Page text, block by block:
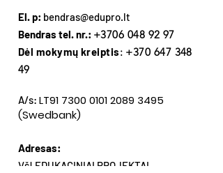
El. p: bendras@edupro.lt
Bendras tel. nr.: +3706 048 92 97
Dėl mokymų kreiptis: +370 647 348
49
A/s: LT91 7300 0101 2089 3495
(Swedbank)
Adresas:
VšĮ EDUKACINIAI PROJEKTAI